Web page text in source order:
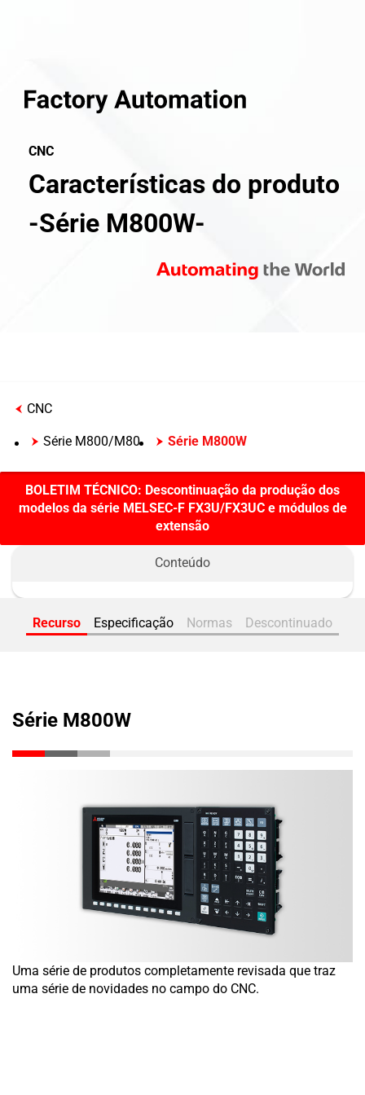
CNC
Características do produto
-Série M800W-
CNC
Série M800/M80 Série M800W
BOLETIM TÉCNICO: Descontinuação da produção dos
modelos da série MELSEC-F FX3U/FX3UC e módulos de
extensão
Recurso Especificação Normas Descontinuado
Série M800W
Uma série de produtos completamente revisada que traz
uma série de novidades no campo do CNC.